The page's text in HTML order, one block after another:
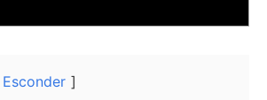
Esconder